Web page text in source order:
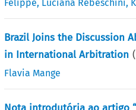
Felippe, Luciana Rebeschini,
Brazil Joins the Discussion
in International Arbitration
Flavia Mange